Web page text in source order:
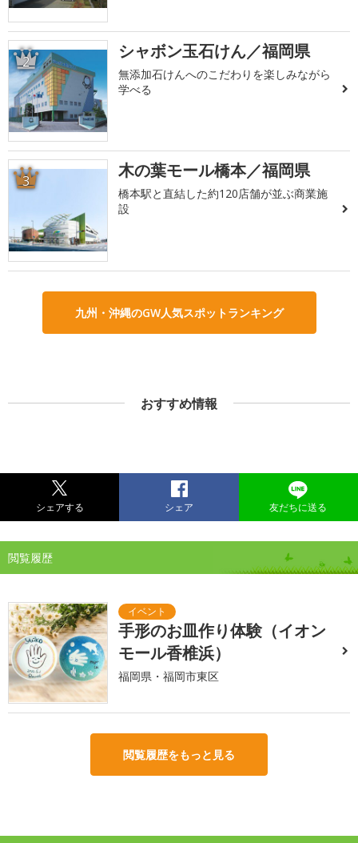
2 シャボン玉石けん／福岡県
無添加石けんへのこだわりを楽しみながら
学べる
3 木の葉モール橋本／福岡県
橋本駅と直結した約120店舗が並ぶ商業施
設
九州・沖縄のGW人気スポットランキング
おすすめ情報
シェアする シェア 友だちに送る
閲覧履歴
手形のお皿作り体験（イオン
モール香椎浜）
福岡県・福岡市東区
閲覧履歴をもっと見る